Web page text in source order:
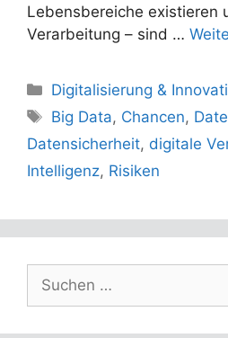
Lebensbereiche existieren
Verarbeitung – sind …
Kategorien
Digitalisierung &
Schlagwörter
Big Data, Chancen,
Datensicherheit, digitale
Intelligenz, Risiken
Suchen
nach: